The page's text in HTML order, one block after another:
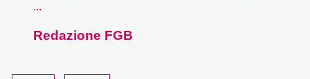
...
OFF
Torino
Redazione FGB